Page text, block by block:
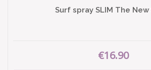
Surf spray SLIM The New
€16.90